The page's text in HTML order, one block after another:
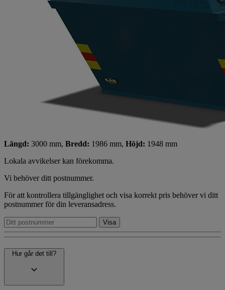
Längd: 3000 mm, Bredd: 1986 mm, Höjd: 1948 mm
Lokala avvikelser kan förekomma.
Vi behöver ditt postnummer.
För att kontrollera tillgänglighet och visa korrekt pris behöver vi ditt
postnummer för din leveransadress.
Hur går det till?